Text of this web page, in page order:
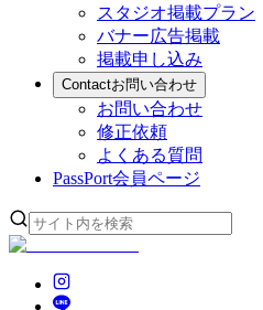
スタジオ掲載プラン
バナー広告掲載
掲載申し込み
Contactお問い合わせ
お問い合わせ
修正依頼
よくある質問
PassPort会員ページ